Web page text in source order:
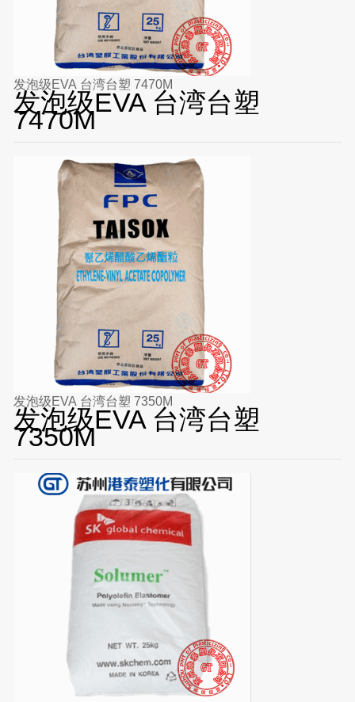
发泡级EVA 台湾台塑 7470M
发泡级EVA 台湾台塑
7470M
发泡级EVA 台湾台塑 7350M
发泡级EVA 台湾台塑
7350M